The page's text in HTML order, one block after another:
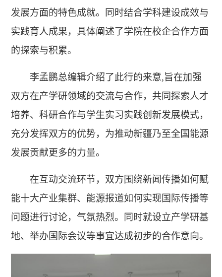
发展方面的特色成就。同时结合学科建设成效与
实践育人成果，具体阐述了学院在校企合作方面
的探索与积累。
李孟鹏总编辑介绍了此行的来意,旨在加强
双方在产学研领域的交流与合作，共同探索人才
培养、科研合作与学生实习实践创新发展模式，
充分发挥双方的优势，为推动新疆乃至全国能源
发展贡献更多的力量。
在互动交流环节，双方围绕新闻传播如何赋
能十大产业集群、能源报道如何实现国际传播等
问题进行讨论，气氛热烈。同时就设立产学研基
地、举办国际会议等事宜达成初步的合作意向。